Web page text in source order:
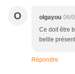
O olgayou 06/
Ce doit être
bellle
Répondre